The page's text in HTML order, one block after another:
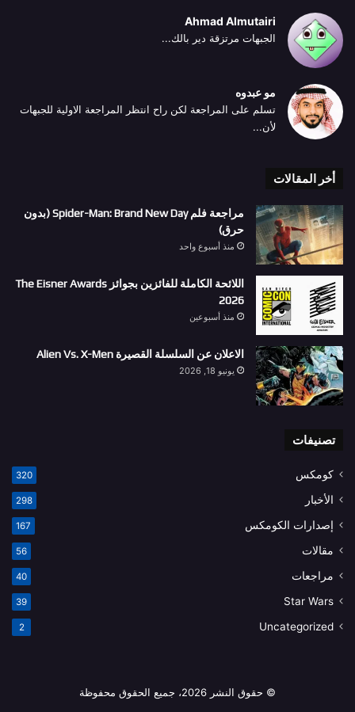
Ahmad Almutairi
الجبهات مرتزقة دير بالك...
مو عبدوه
تسلم على المراجعة لكن راح انتظر المراجعة الاولية للجبهات
لأن...
أخر المقالات
مراجعة فلم Spider-Man: Brand New Day (بدون
حرق)
منذ أسبوع واحد
اللائحة الكاملة للفائزين بجوائز The Eisner Awards
2026
منذ أسبوعين
الاعلان عن السلسلة القصيرة Alien Vs. X-Men
يونيو 18, 2026
تصنيفات
كومكس 320
الأخبار 298
إصدارات الكومكس 167
مقالات 56
مراجعات 40
Star Wars
39
Uncategorized
2
© حقوق النشر 2026، جميع الحقوق محفوظة